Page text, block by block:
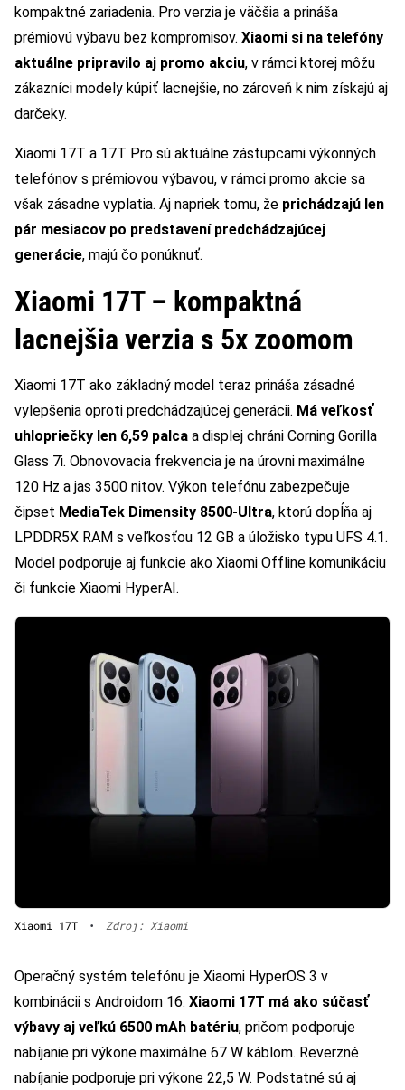
kompaktné zariadenia. Pro verzia je väčšia a prináša
prémiovú výbavu bez kompromisov. Xiaomi si na telefóny
aktuálne pripravilo aj promo akciu, v rámci ktorej môžu
zákazníci modely kúpiť lacnejšie, no zároveň k nim získajú aj
darčeky.
Xiaomi 17T a 17T Pro sú aktuálne zástupcami výkonných
telefónov s prémiovou výbavou, v rámci promo akcie sa
však zásadne vyplatia. Aj napriek tomu, že prichádzajú len
pár mesiacov po predstavení predchádzajúcej
generácie, majú čo ponúknuť.
Xiaomi 17T – kompaktná
lacnejšia verzia s 5x zoomom
Xiaomi 17T ako základný model teraz prináša zásadné
vylepšenia oproti predchádzajúcej generácii. Má veľkosť
uhlopriečky len 6,59 palca a displej chráni Corning Gorilla
Glass 7i. Obnovovacia frekvencia je na úrovni maximálne
120 Hz a jas 3500 nitov. Výkon telefónu zabezpečuje
čipset MediaTek Dimensity 8500-Ultra, ktorú dopĺňa aj
LPDDR5X RAM s veľkosťou 12 GB a úložisko typu UFS 4.1.
Model podporuje aj funkcie ako Xiaomi Offline komunikáciu
či funkcie Xiaomi HyperAI.
Xiaomi 17T • Zdroj: Xiaomi
Operačný systém telefónu je Xiaomi HyperOS 3 v
kombinácii s Androidom 16. Xiaomi 17T má ako súčasť
výbavy aj veľkú 6500 mAh batériu, pričom podporuje
nabíjanie pri výkone maximálne 67 W káblom. Reverzné
nabíjanie podporuje pri výkone 22,5 W. Podstatné sú aj